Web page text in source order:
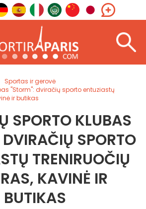
Sportas ir gerovė
"Storm": dviračių sporto entuziastų
ir butikas
SPORTO KLUBAS
SPORTO
TRENIRUOČIŲ
KAVINĖ IR
BUTIKAS